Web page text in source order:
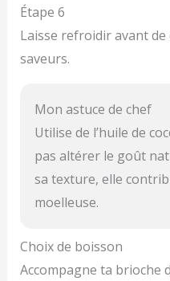
Étape 6
Laisse refroidir avant
saveurs.
Mon astuce de chef
Utilise de l’huile de
pas altérer le goût
sa texture, elle
moelleuse.
Choix de boisson
Accompagne ta brioche